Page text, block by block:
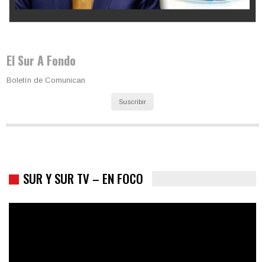
Los latinos le van dando la espalda a Trump
Boletín de Comunican